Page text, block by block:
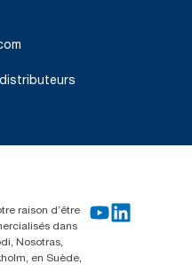
raison d’être
dans
Nosotras,
en Suède,